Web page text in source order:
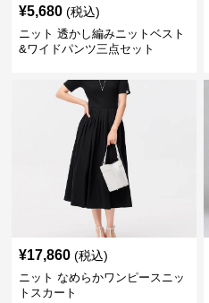
¥5,680 (税込)
ニット 透かし編みニットベスト
&ワイドパンツ三点セット
¥17,860 (税込)
ニット なめらかワンピースニッ
トスカート